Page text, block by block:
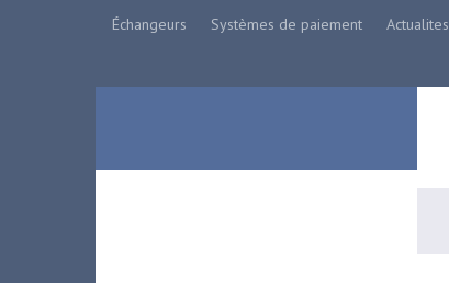
Échangeurs Systèmes de paiement Actualites